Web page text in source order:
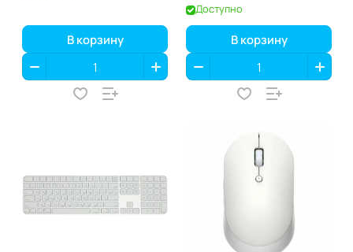
В корзину
(тёмно-серая) (MXK83)
Доступно
В корзину